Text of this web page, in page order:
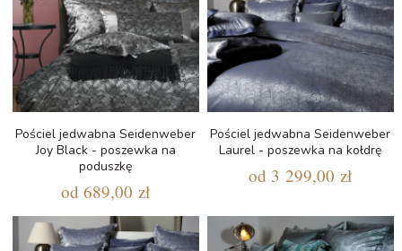
Pościel jedwabna Seidenweber
Joy Black - poszewka na
poduszkę
od 689,00 zł
Pościel jedwabna Seidenweber
Laurel - poszewka na kołdrę
od 3 299,00 zł